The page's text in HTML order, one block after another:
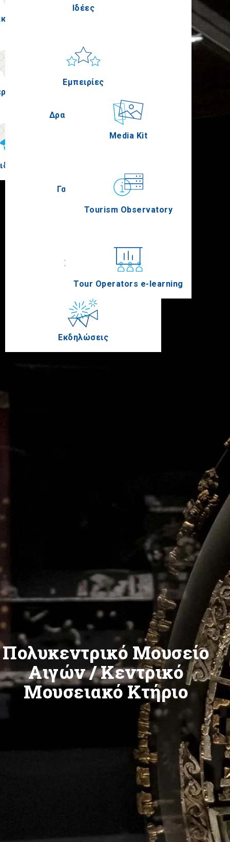
Δραστηριότητες
Γαστρονομία
Συνέδρια
Εκδηλώσεις
Media Kit
Tourism Observatory
Tour Operators e-learning
Ιδέες
Εμπειρίες
Πολυκεντρικό Μουσείο
Αιγών / Κεντρικό
Μουσειακό Κτήριο